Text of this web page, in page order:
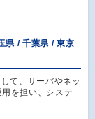
県 / 千葉県 / 東京
て、サーバやネッ
を担い、システ